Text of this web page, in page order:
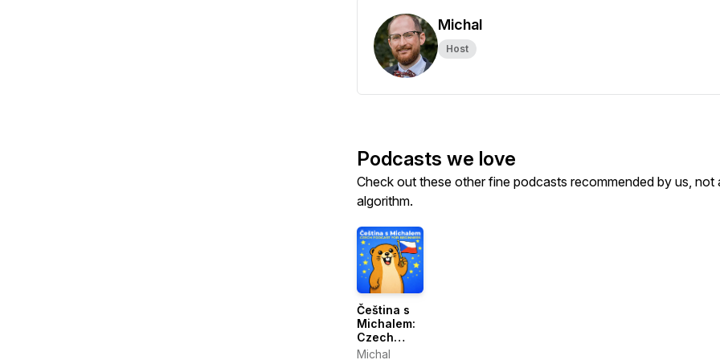
Michal
Host
Podcasts we love
Check out these other fine podcasts recommended by us, not
algorithm.
Čeština s
Michalem:
Czech
Podcast for
Michal